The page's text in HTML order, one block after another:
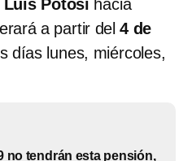
Luis Potosí hacia
a partir del4 de
días lunes, miércoles,
no tendrán esta pensión,